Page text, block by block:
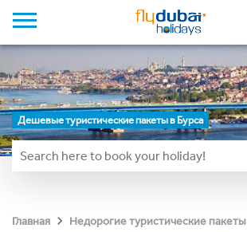
Дешевые туристические пакеты в Бурса
Главная Недорогие туристические пакеты